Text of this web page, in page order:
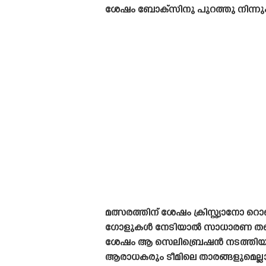
ശേഷം ബോക്‌സിനു പുറത്തു നിന്നും
മത്സരത്തിന് ശേഷം
ഗോളുകൾ നേടിയാൽ സാധാരണ
ശേഷം ആ സെലിബ്രെഷൻ
ആരാധകരും ടീമിലെ